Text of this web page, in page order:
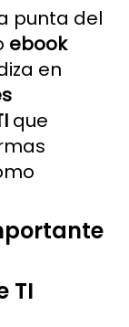
punta del
ebook
en
que
TI